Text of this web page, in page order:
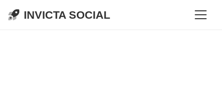
INVICTA SOCIAL